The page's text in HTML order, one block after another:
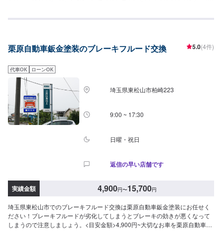
栗原自動車鈑金塗装のブレーキフルード交換 5.0(4件)
代車OK ローンOK
埼玉県東松山市柏崎223
9:00 ~ 17:30
日曜・祝日
返信の早い店舗です
実績金額 4,900円〜15,700円
埼玉県東松山市でのブレーキフルード交換は栗原自動車鈑金塗装にお任せく
ださい！ブレーキフルードが劣化してしまうとブレーキの効きが悪くなって
しまうので注意しましょう。<目安金額>4,900円~大切なお車を栗原自動車さ